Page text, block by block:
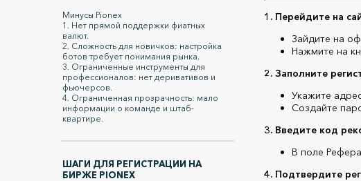
Минусы Pionex
1. Нет прямой поддержки фиатных
валют.
2. Сложность для новичков: настройка
ботов требует понимания рынка.
3. Ограниченные инструменты для
профессионалов: нет деривативов и
фьючерсов.
4. Ограниченная прозрачность: мало
информации о команде и штаб-
квартире.
ШАГИ ДЛЯ РЕГИСТРАЦИИ НА
БИРЖЕ PIONEX
1. Перейдите на
Зайдите на
Нажмите на
2. Заполните
Укажите
Создайте
3. Введите код
В поле
4. Подтвердите